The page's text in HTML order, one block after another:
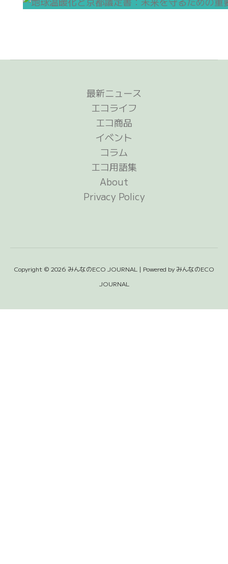
最新ニュース
エコライフ
エコ商品
イベント
コラム
エコ用語集
About
Privacy Policy
Copyright © 2026 みんなのECO JOURNAL | Powered by みんなのECO
JOURNAL